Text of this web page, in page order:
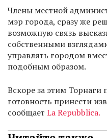
Члены местной
мэр города, сразу же
возможную связь
собственными
управлять городом
подобным образом.
Вскоре за этим Торнаги
готовность принести
сообщает La Repubblica.